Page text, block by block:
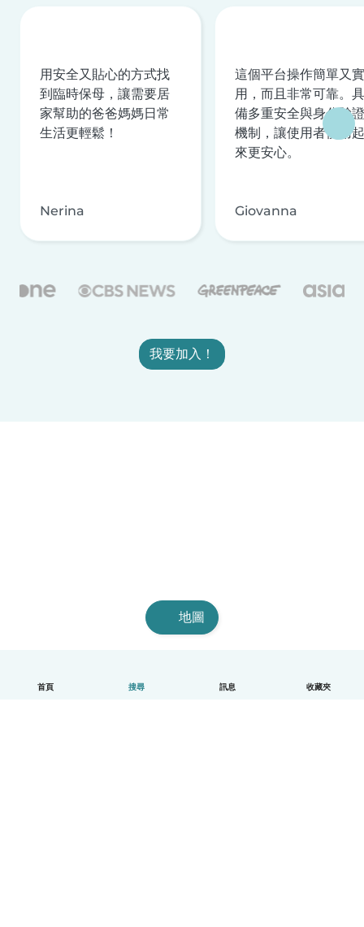
首頁 搜尋 訊息 收藏夾
用安全又貼心的方式找
到臨時保母，讓需要居
家幫助的爸爸媽媽日常
生活更輕鬆！
Nerina
這個平台操作簡單又實
用，而且非常可靠。具
備多重安全與身分驗證
機制，讓使用者使用起
來更安心。
Giovanna
我要加入！
地圖